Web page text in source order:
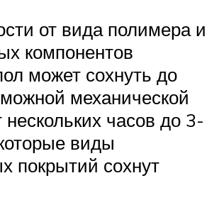
от вида полимера и
компонентов
может сохнуть до
механической
нескольких часов до 3-
виды
покрытий сохнут